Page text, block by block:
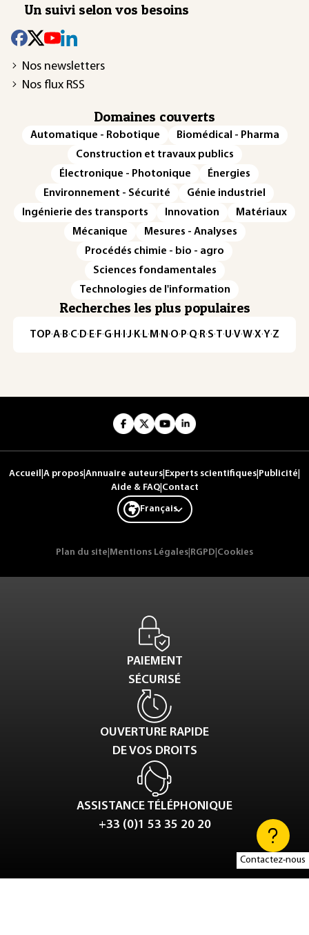
Contactez-nous
Un suivi selon vos besoins
Nos newsletters
Nos flux RSS
Domaines couverts
Automatique - Robotique
Biomédical - Pharma
Construction et travaux publics
Électronique - Photonique
Énergies
Environnement - Sécurité
Génie industriel
Ingénierie des transports
Innovation
Matériaux
Mécanique
Mesures - Analyses
Procédés chimie - bio - agro
Sciences fondamentales
Technologies de l'information
Recherches les plus populaires
TOP·A·B·C· D· E· F·G· H · ·J· K· L· M · N ·O· P·Q· R·S·T·U·V·W·X·Y·Z
Accueil A propos Annuaire auteurs Experts scientifiques Publicité
Aide & FAQ| Contact
Français
Plan du site Mentions Légales RGPD Cookies
PAIEMENT
SÉCURISÉ
OUVERTURE RAPIDE
DE VOS DROITS
ASSISTANCE TÉLÉPHONIQUE
+33 (0)1 53 35 20 20